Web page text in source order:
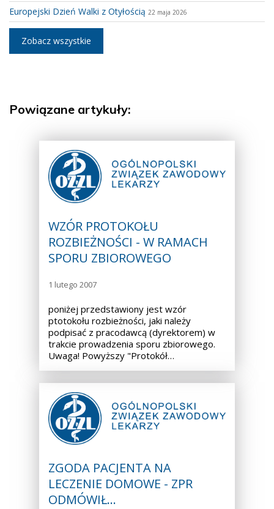
Europejski Dzień Walki z Otyłością 22 maja 2026
Zobacz wszystkie
Powiązane artykuły:
WZÓR PROTOKOŁU
ROZBIEŻNOŚCI - W RAMACH
SPORU ZBIOROWEGO
1 lutego 2007
poniżej przedstawiony jest wzór
ptotokołu rozbieżności, jaki należy
podpisać z pracodawcą (dyrektorem) w
trakcie prowadzenia sporu zbiorowego.
Uwaga! Powyższy "Protokół…
ZGODA PACJENTA NA
LECZENIE DOMOWE - ZPR
ODMÓWIŁ…